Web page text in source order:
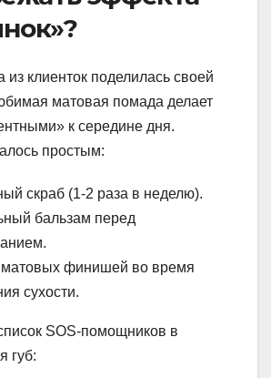
клиенток поделилась своей
матовая помада делает
к середине дня.
простым:
скраб (1-2 раза в неделю).
бальзам перед
матовых финишей во время
сухости.
SOS-помощников в
губ: